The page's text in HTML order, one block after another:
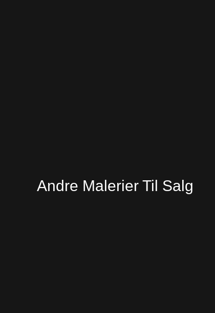
Andre Malerier Til Salg